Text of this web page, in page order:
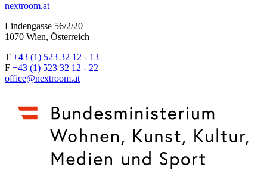
nextroom.at
Lindengasse 56/2/20
1070 Wien, Österreich
T +43 (1) 523 32 12 - 13
F +43 (1) 523 32 12 - 22
office@nextroom.at